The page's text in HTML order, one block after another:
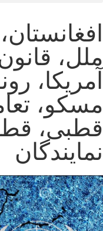
ملل،
آمریکا،
مسکو،
قطبی،
نمایندگان